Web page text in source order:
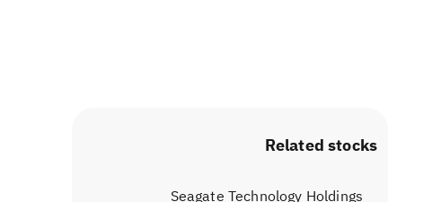
Related stocks
Seagate Technology Holdings